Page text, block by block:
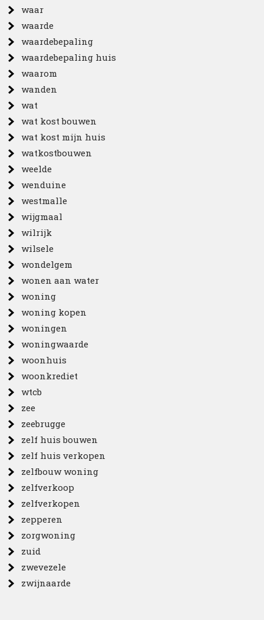
waar
waarde
waardebepaling
waardebepaling huis
waarom
wanden
wat
wat kost bouwen
wat kost mijn huis
watkostbouwen
weelde
wenduine
westmalle
wijgmaal
wilrijk
wilsele
wondelgem
wonen aan water
woning
woning kopen
woningen
woningwaarde
woonhuis
woonkrediet
wtcb
zee
zeebrugge
zelf huis bouwen
zelf huis verkopen
zelfbouw woning
zelfverkoop
zelfverkopen
zepperen
zorgwoning
zuid
zwevezele
zwijnaarde